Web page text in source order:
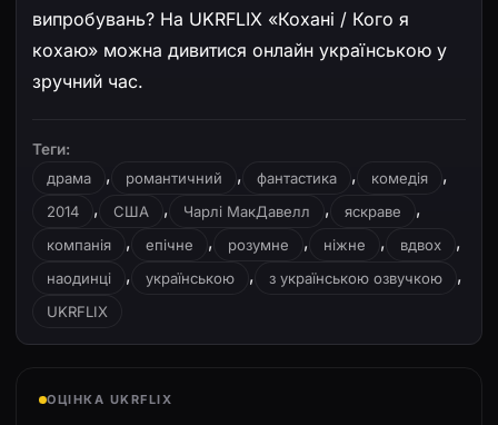
випробувань? На UKRFLIX «Кохані / Кого я
кохаю» можна дивитися онлайн українською у
зручний час.
Теги:
драма
, романтичний , фантастика , комедія ,
2014 , США , Чарлі МакДавелл , яскраве ,
компанія , епічне , розумне , ніжне , вдвох ,
наодинці , українською , з українською озвучкою ,
UKRFLIX
ОЦІНКА UKRFLIX